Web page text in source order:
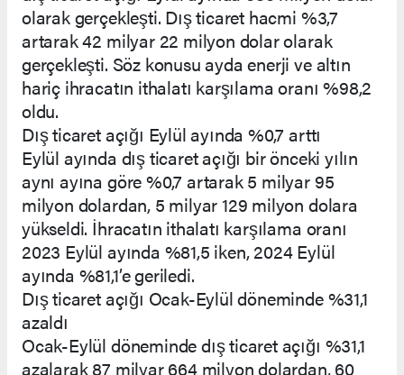
olarak gerçekleşti. Dış ticaret hacmi %3,7
artarak 42 milyar 22 milyon dolar olarak
gerçekleşti. Söz konusu ayda enerji ve altın
hariç ihracatın ithalatı karşılama oranı %98,2
oldu.
Dış ticaret açığı Eylül ayında %0,7 arttı
Eylül ayında dış ticaret açığı bir önceki yılın
aynı ayına göre %0,7 artarak 5 milyar 95
milyon dolardan, 5 milyar 129 milyon dolara
yükseldi. İhracatın ithalatı karşılama oranı
2023 Eylül ayında %81,5 iken, 2024 Eylül
ayında %81,1’e geriledi.
Dış ticaret açığı Ocak-Eylül döneminde %31,1
azaldı
Ocak-Eylül döneminde dış ticaret açığı %31,1
azalarak 87 milyar 664 milyon dolardan, 60